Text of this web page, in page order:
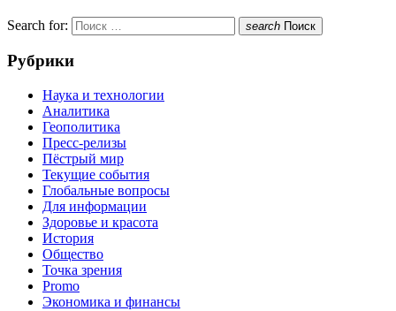
Search for: search Поиск
Рубрики
Наука и технологии
Аналитика
Геополитика
Пресс-релизы
Пёстрый мир
Текущие события
Глобальные вопросы
Для информации
Здоровье и красота
История
Общество
Точка зрения
Promo
Экономика и финансы